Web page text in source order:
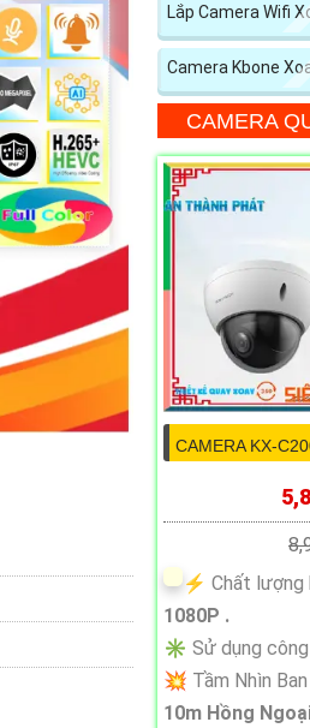
Lắp Camera Wifi
Camera Kbone
CAMERA
CAMERA KX-
️⚡ Chất lượng
1080P .
✳️ Sử dụng công
💥 Tầm Nhìn
10m Hồng